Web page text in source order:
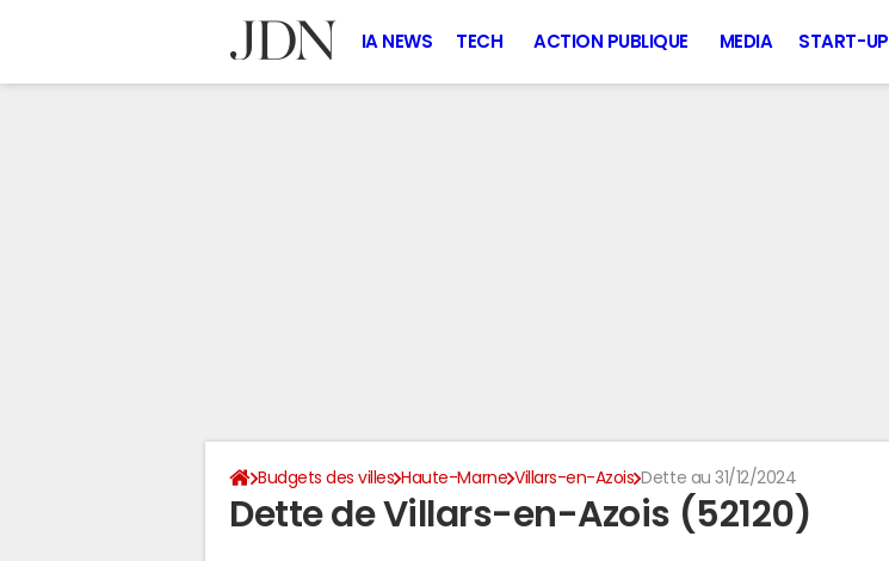
IA NEWS TECH ACTION PUBLIQUE MEDIA START-UP
Budgets des villes Haute-Marne Villars-en-Azois Dette au 31/12/2024
Dette de Villars-en-Azois (52120)